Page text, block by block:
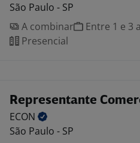
São Paulo - SP
A combinar
Entre 1 e 3
Presencial
Representante
ECON
São Paulo - SP